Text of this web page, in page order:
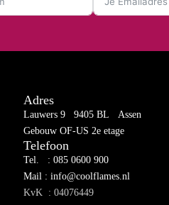
Adres
Lauwers 9 9405 BL Assen
Gebouw OF-US 2e etage
Telefoon
Tel. : 085 0600 900
Mail : info@coolflames.nl
KvK : 04076449